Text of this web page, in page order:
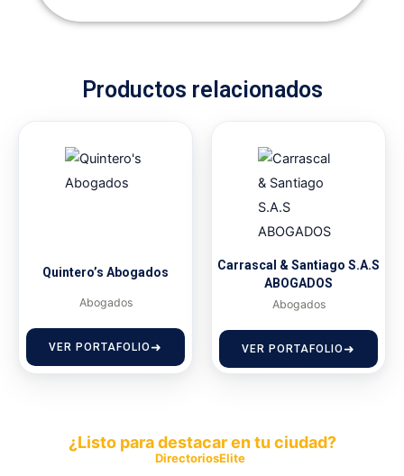
Productos relacionados
Quintero’s Abogados
Abogados
VER PORTAFOLIO
Carrascal & Santiago S.A.S
ABOGADOS
Abogados
VER PORTAFOLIO
¿Listo para destacar en tu ciudad?
DirectoriosElite